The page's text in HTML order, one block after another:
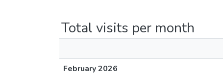
Total visits per month
February 2026